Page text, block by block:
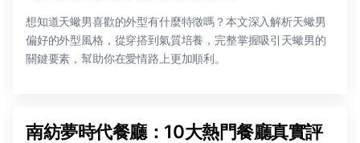
想知道天蠍男喜歡的外型有什麼特徵嗎？本文深入解析天蠍男
偏好的外型風格，從穿搭到氣質培養，完整掌握吸引天蠍男的
關鍵要素，幫助你在愛情路上更加順利。
南紡夢時代餐廳：10大熱門餐廳真實評